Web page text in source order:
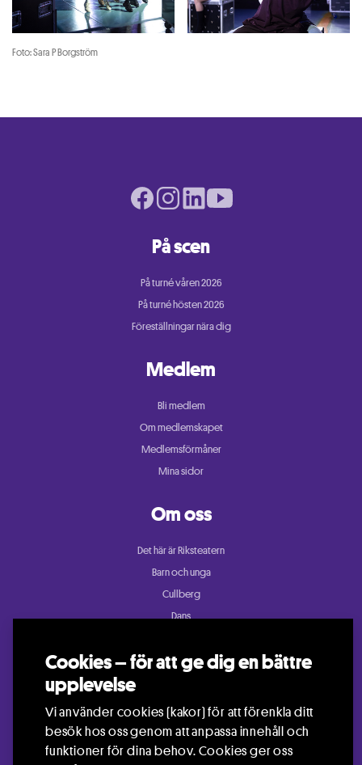
Cookies – för att ge dig en bättre
upplevelse
Vi använder cookies (kakor) för att förenkla ditt
besök hos oss genom att anpassa innehåll och
funktioner för dina behov. Cookies ger oss
Foto: Sara P Borgström
På scen
På turné våren 2026
På turné hösten 2026
Föreställningar nära dig
Medlem
Bli medlem
Om medlemskapet
Medlemsförmåner
Mina sidor
Om oss
Det här är Riksteatern
Barn och unga
Cullberg
Dans
Riksteatern Crea
Facebook page
Instagram page
LinkedIn pageYoutube page